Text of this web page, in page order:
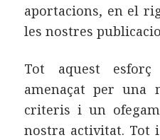
aportacions, en el
les nostres
Tot aquest
amenaçat per una
criteris i un
nostra activitat. Tot